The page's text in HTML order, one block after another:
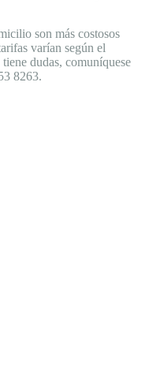
son más costosos
varían según el
dudas, comuníquese
8263.